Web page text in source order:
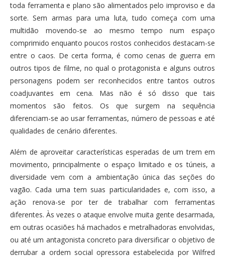
toda ferramenta e plano são alimentados pelo improviso e da
sorte. Sem armas para uma luta, tudo começa com uma
multidão movendo-se ao mesmo tempo num espaço
comprimido enquanto poucos rostos conhecidos destacam-se
entre o caos. De certa forma, é como cenas de guerra em
outros tipos de filme, no qual o protagonista e alguns outros
personagens podem ser reconhecidos entre tantos outros
coadjuvantes em cena. Mas não é só disso que tais
momentos são feitos. Os que surgem na sequência
diferenciam-se ao usar ferramentas, número de pessoas e até
qualidades de cenário diferentes.
Além de aproveitar características esperadas de um trem em
movimento, principalmente o espaço limitado e os túneis, a
diversidade vem com a ambientação única das seções do
vagão. Cada uma tem suas particularidades e, com isso, a
ação renova-se por ter de trabalhar com ferramentas
diferentes. Às vezes o ataque envolve muita gente desarmada,
em outras ocasiões há machados e metralhadoras envolvidas,
ou até um antagonista concreto para diversificar o objetivo de
derrubar a ordem social opressora estabelecida por Wilfred